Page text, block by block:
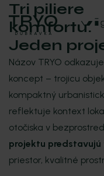
Tri piliere
komfortu.
Jeden
Názov TRYO
koncept – trojicu
kompaktný
reflektuje kontext
otočiska v
projektu
priestor, kvalitné